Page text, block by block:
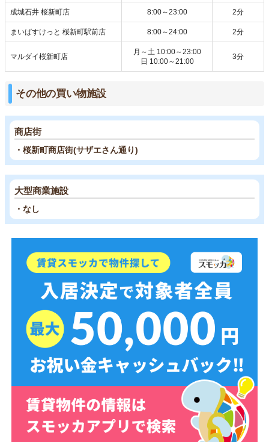
成城石井 桜新町店 8:00～23:00 2分
まいばすけっと 桜新町駅前店 8:00～24:00 2分
マルダイ桜新町店
月～土 10:00～23:00
日 10:00～21:00
3分
その他の買い物施設
商店街
・桜新町商店街(サザエさん通り)
大型商業施設
・なし